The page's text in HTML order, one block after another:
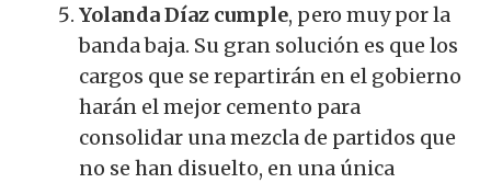
Yolanda Díaz cumple, pero muy por la
banda baja. Su gran solución es que los
cargos que se repartirán en el gobierno
harán el mejor cemento para
consolidar una mezcla de partidos que
no se han disuelto, en una única